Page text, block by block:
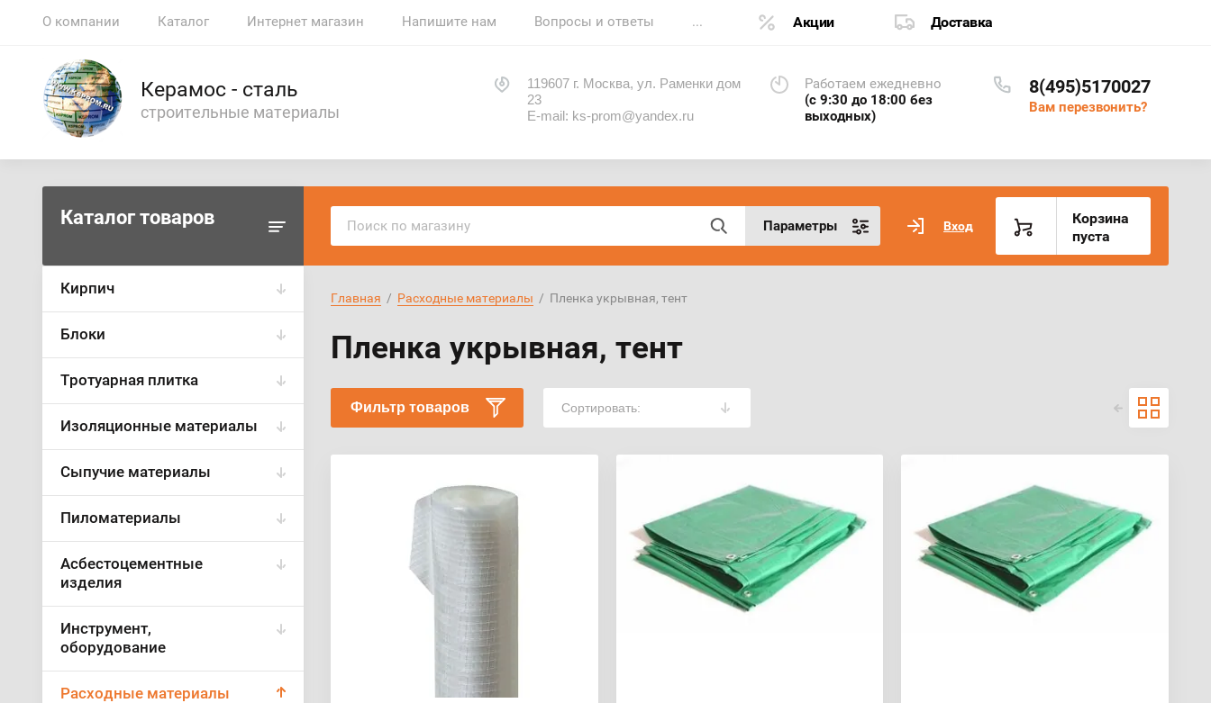
О компании Каталог Интернет магазин Напишите нам Вопросы и ответы ... Акции Доставка
Керамос - сталь
строительные материалы
119607 г. Москва, ул. Раменки дом
23
E-mail: ks-prom@yandex.ru
Работаем ежедневно
(с 9:30 до 18:00 без
выходных)
8(495)5170027
Вам перезвонить?
Каталог товаров Параметры Вход
Корзина
пуста
Кирпич
Блоки
Тротуарная плитка
Изоляционные материалы
Сыпучие материалы
Пиломатериалы
Асбестоцементные
изделия
Инструмент,
оборудование
Расходные материалы
Главная
  /
Расходные материалы
  /  Пленка укрывная, тент
Пленка укрывная, тент
Фильтр товаров Сортировать: